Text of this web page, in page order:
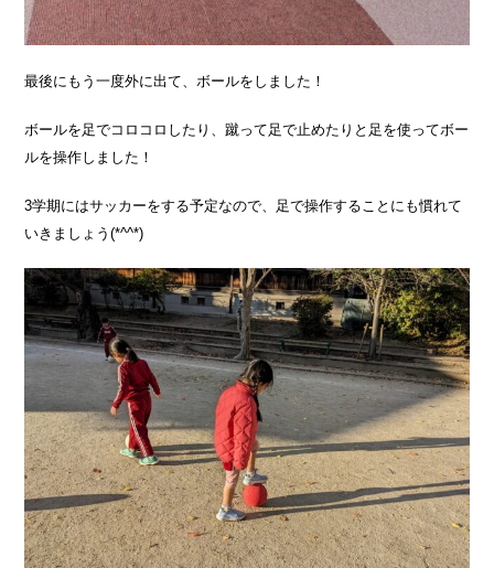
最後にもう一度外に出て、ボールをしました！
ボールを足でコロコロしたり、蹴って足で止めたりと足を使ってボー
ルを操作しました！
3学期にはサッカーをする予定なので、足で操作することにも慣れて
いきましょう(*^^*)